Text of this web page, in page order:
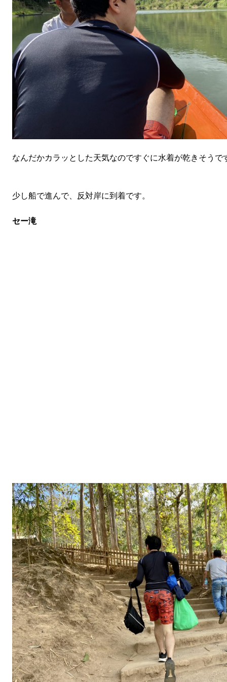
なんだかカラッとした天気なのですぐに水着が乾きそうで
少し船で進んで、反対岸に到着です。
セー滝